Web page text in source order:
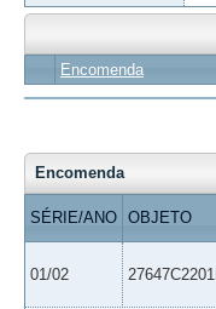
Encomenda
Encomenda
SÉRIE/ANO OBJETO
01/02